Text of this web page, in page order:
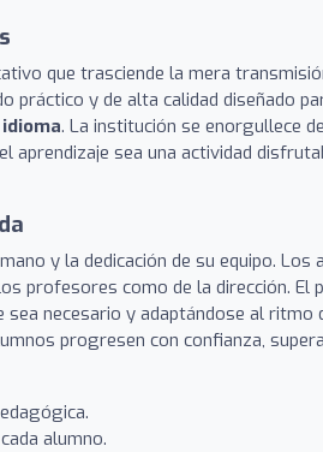
que trasciende la mera
práctico y de alta calidad diseñado
. La institución se enorgullece
aprendizaje sea una actividad
y la dedicación de su equipo. Los
profesores como de la dirección. El
necesario y adaptándose al ritmo
progresen con confianza,
alumno.